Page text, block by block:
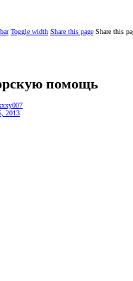
Toggle width Share this page Share this
помощь
2013